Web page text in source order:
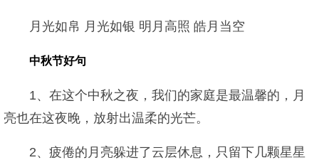
月光如帛 月光如银 明月高照 皓月当空
中秋节好句
1、在这个中秋之夜，我们的家庭是最温馨的，月
亮也在这夜晚，放射出温柔的光芒。
2、疲倦的月亮躲进了云层休息，只留下几颗星星